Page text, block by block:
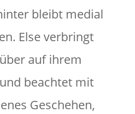
bleibt medial
Else verbringt
auf ihrem
beachtet mit
Geschehen,